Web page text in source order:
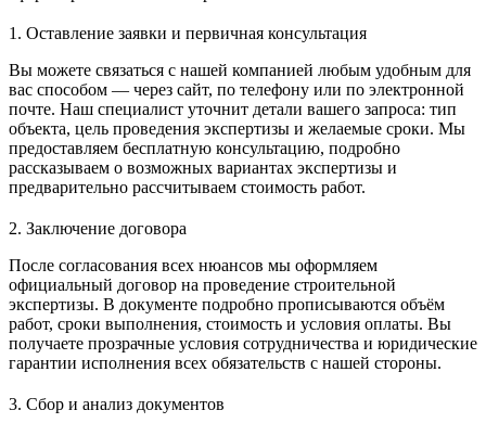
1. Оставление заявки и первичная консультация
Вы можете связаться с нашей компанией любым удобным для
вас способом — через сайт, по телефону или по электронной
почте. Наш специалист уточнит детали вашего запроса: тип
объекта, цель проведения экспертизы и желаемые сроки. Мы
предоставляем бесплатную консультацию, подробно
рассказываем о возможных вариантах экспертизы и
предварительно рассчитываем стоимость работ.
2. Заключение договора
После согласования всех нюансов мы оформляем
официальный договор на проведение строительной
экспертизы. В документе подробно прописываются объём
работ, сроки выполнения, стоимость и условия оплаты. Вы
получаете прозрачные условия сотрудничества и юридические
гарантии исполнения всех обязательств с нашей стороны.
3. Сбор и анализ документов